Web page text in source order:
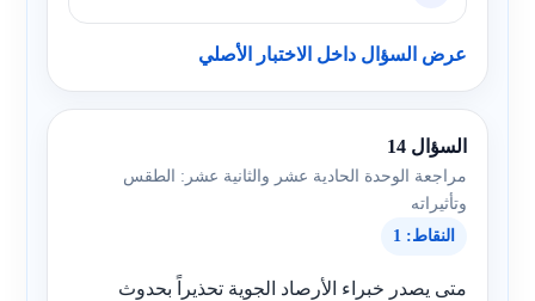
عرض السؤال داخل الاختبار الأصلي
السؤال 14
مراجعة الوحدة الحادية عشر والثانية عشر: الطقس
وتأثيراته
النقاط: 1
متى يصدر خبراء الأرصاد الجوية تحذيراً بحدوث